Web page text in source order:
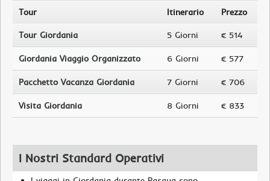
Tour Itinerario Prezzo
Tour Giordania 5 Giorni € 514
Giordania Viaggio Organizzato 6 Giorni € 577
Pacchetto Vacanza Giordania 7 Giorni € 706
Visita Giordania 8 Giorni € 833
I Nostri Standard Operativi